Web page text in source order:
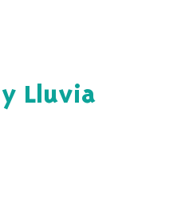
Lluvia